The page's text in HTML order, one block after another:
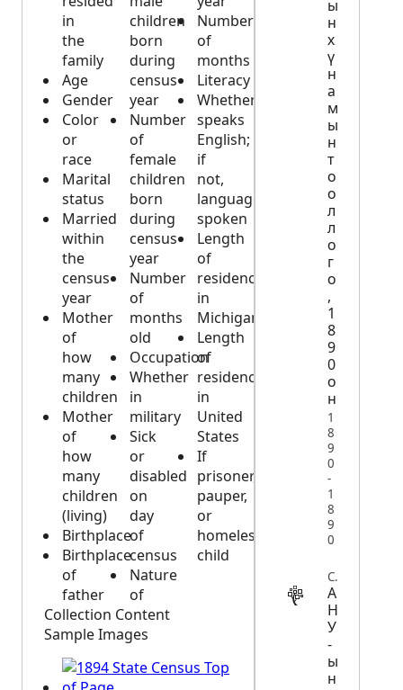
in
the
family
Age
Gender
Color
or
race
Marital
status
Married
within
the
census
year
Mother
of
how
many
children
Mother
of
how
many
children
(living)
Birthplace
Birthplace
of
father
children
born
during
census
year
Number
of
female
children
born
during
census
year
Number
of
months
old
Occupation
Whether
in
military
Sick
or
disabled
on
day
of
census
Nature
of
Number
of
months
Literacy
Whether
speaks
English;
if
not,
language
spoken
Length
of
residence
in
Michigan
Length
of
residence
in
United
States
If
prisoner,
pauper,
or
homeless
child
Collection Content
Sample Images
ы
н
х
ү
н
а
м
ы
н
т
о
о
л
л
о
г
о
,
1
8
9
0
о
н
1
8
9
0
-
1
8
9
0
CENSUS
А
Н
У
-
ы
н